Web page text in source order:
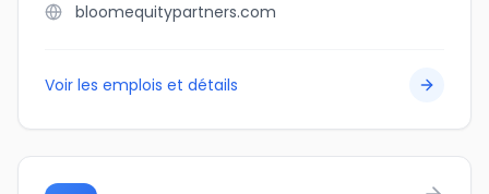
bloomequitypartners.com
Voir les emplois et détails